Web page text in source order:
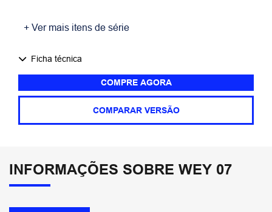
+ Ver mais itens de série
Ficha técnica
COMPRE AGORA
COMPARAR VERSÃO
INFORMAÇÕES SOBRE WEY 07